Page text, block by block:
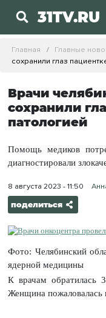
31TV.RU
Главная Главные
сохранили глаз
Врачи
сохранили
патологией
Помощь медиков
диагностировали
8 августа 2023 - 11:50
поделиться
Фото: Челябинский
ядерной медицины
К врачам обратилась
Женщина пожаловалась